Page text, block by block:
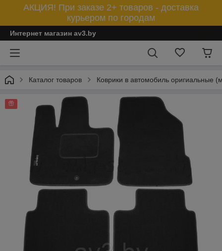
АКЦИЯ! При заказе 2+ товаров - доставка
курьером по городам
Интернет магазин av3.by
Каталог товаров Коврики в автомобиль оригиальные